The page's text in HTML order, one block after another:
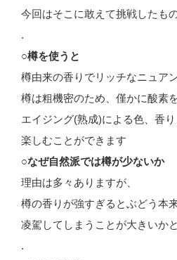
今回はそこに敢えて挑戦したも
.
○樽を使うと
樽由来の香りでリッチなニュア
樽は粗機密のため、僅かに酸素
エイジング(熟成)による色、香
楽しむことができます
○なぜ自然派では樽が少ないか
理由は多々ありますが、
樽の香りが強すぎるとぶどう本
凌駕してしまうことが大きいかと
.